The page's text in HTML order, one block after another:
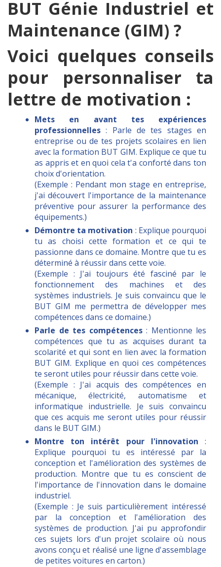
BUT Génie Industriel et
Maintenance (GIM) ?
Voici quelques conseils
pour personnaliser ta
lettre de motivation :
Mets en avant tes expériences
professionnelles : Parle de tes stages en
entreprise ou de tes projets scolaires en lien
avec la formation BUT GIM. Explique ce que tu
as appris et en quoi cela t'a conforté dans ton
choix d'orientation.
(Exemple : Pendant mon stage en entreprise,
j'ai découvert l'importance de la maintenance
préventive pour assurer la performance des
équipements.)
Démontre ta motivation : Explique pourquoi
tu as choisi cette formation et ce qui te
passionne dans ce domaine. Montre que tu es
déterminé à réussir dans cette voie.
(Exemple : J'ai toujours été fasciné par le
fonctionnement des machines et des
systèmes industriels. Je suis convaincu que le
BUT GIM me permettra de développer mes
compétences dans ce domaine.)
Parle de tes compétences: Mentionne les
compétences que tu as acquises durant ta
scolarité et qui sont en lien avec la formation
BUT GIM. Explique en quoi ces compétences
te seront utiles pour réussir dans cette voie.
(Exemple : J'ai acquis des compétences en
mécanique, électricité, automatisme et
informatique industrielle. Je suis convaincu
que ces acquis me seront utiles pour réussir
dans le BUT GIM.)
Montre ton intérêt pour l'innovation :
Explique pourquoi tu es intéressé par la
conception et l'amélioration des systèmes de
production. Montre que tu es conscient de
l'importance de l'innovation dans le domaine
industriel.
(Exemple : Je suis particulièrement intéressé
par la conception et l'amélioration des
systèmes de production. J'ai pu approfondir
ces sujets lors d'un projet scolaire où nous
avons conçu et réalisé une ligne d'assemblage
de petites voitures en carton.)